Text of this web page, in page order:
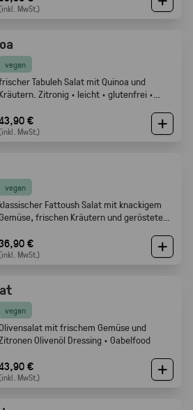
MwSt.)
vegan
Tabuleh Salat mit Quinoa und
Kräutern. Zitronig · leicht · glutenfrei ·
€
MwSt.)
vegan
klassischer Fattoush Salat mit knackigem
frischen Kräutern und geröstetem
oder Buffet Beilage · Gabelfood
€
MwSt.)
vegan
mit frischem Gemüse und
Olivenöl Dressing · Gabelfood
€
MwSt.)